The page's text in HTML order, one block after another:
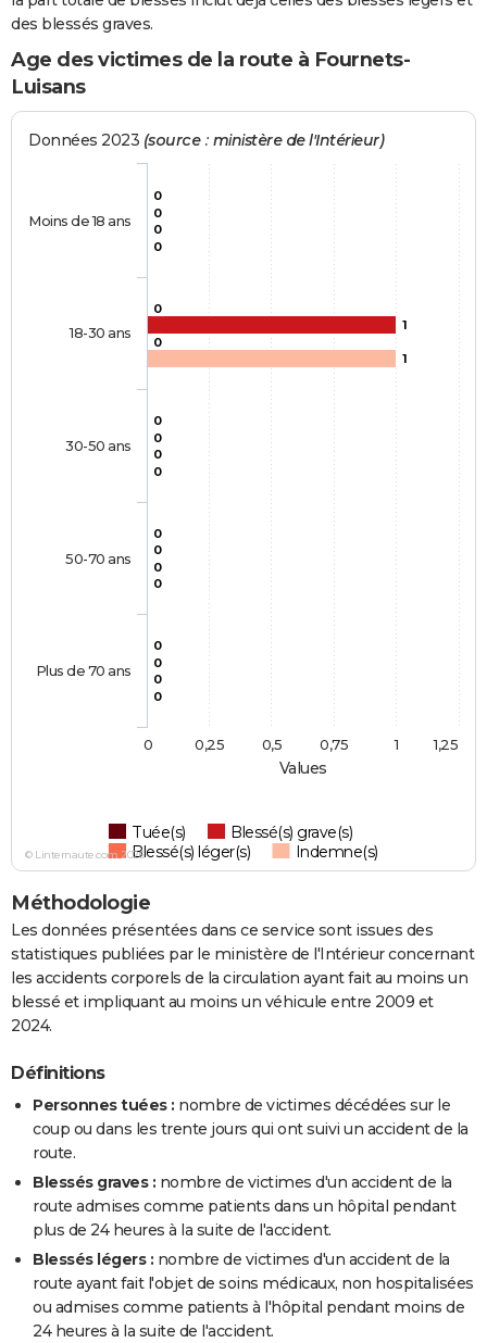
des blessés graves.
Age des victimes de la route à Fournets-
Luisans
Values
Données 2023 (source : ministère de l'Intérieur)
0
0
0
0
0
0
1
0
0
0
0
0
0
0
0
0
1
0
0
0
Tuée(s)
Blessé(s) grave(s)
Blessé(s) léger(s)
Indemne(s)
Moins de 18 ans
18-30 ans
30-50 ans
50-70 ans
Plus de 70 ans
0 1
0,25 0,5 0,75 1,25
© Linternaute.com 2026
Méthodologie
Les données présentées dans ce service sont issues des
statistiques publiées par le ministère de l'Intérieur concernant
les accidents corporels de la circulation ayant fait au moins un
blessé et impliquant au moins un véhicule entre 2009 et
2024.
Définitions
Personnes tuées : nombre de victimes décédées sur le
coup ou dans les trente jours qui ont suivi un accident de la
route.
Blessés graves : nombre de victimes d'un accident de la
route admises comme patients dans un hôpital pendant
plus de 24 heures à la suite de l'accident.
Blessés légers : nombre de victimes d'un accident de la
route ayant fait l'objet de soins médicaux, non hospitalisées
ou admises comme patients à l'hôpital pendant moins de
24 heures à la suite de l'accident.